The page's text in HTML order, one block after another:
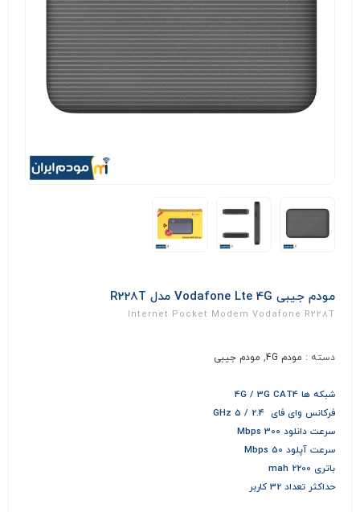
مودم جیبی Vodafone Lte 4G مدل R228T
Internet Pocket Modem Vodafone R228T
دسته : مودم 4G , مودم جیبی
شبکه ها 4G / 3G CAT4
فرکانس وای فای 2.4 / 5 GHz
سرعت دانلود 300 Mbps
سرعت آپلود 50 Mbps
باتری 2200 mah
حداکثر تعداد 32 کاربر